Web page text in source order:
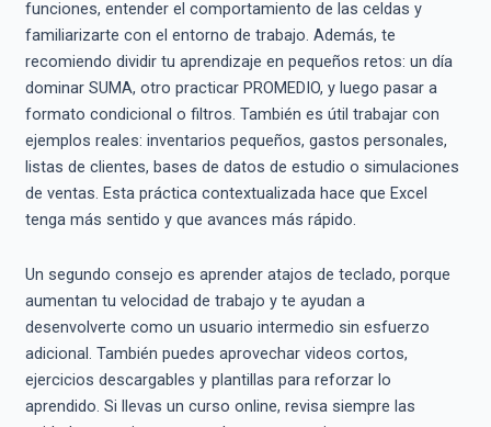
funciones, entender el comportamiento de las celdas y
familiarizarte con el entorno de trabajo. Además, te
recomiendo dividir tu aprendizaje en pequeños retos: un día
dominar SUMA, otro practicar PROMEDIO, y luego pasar a
formato condicional o filtros. También es útil trabajar con
ejemplos reales: inventarios pequeños, gastos personales,
listas de clientes, bases de datos de estudio o simulaciones
de ventas. Esta práctica contextualizada hace que Excel
tenga más sentido y que avances más rápido.
Un segundo consejo es aprender atajos de teclado, porque
aumentan tu velocidad de trabajo y te ayudan a
desenvolverte como un usuario intermedio sin esfuerzo
adicional. También puedes aprovechar videos cortos,
ejercicios descargables y plantillas para reforzar lo
aprendido. Si llevas un curso online, revisa siempre las